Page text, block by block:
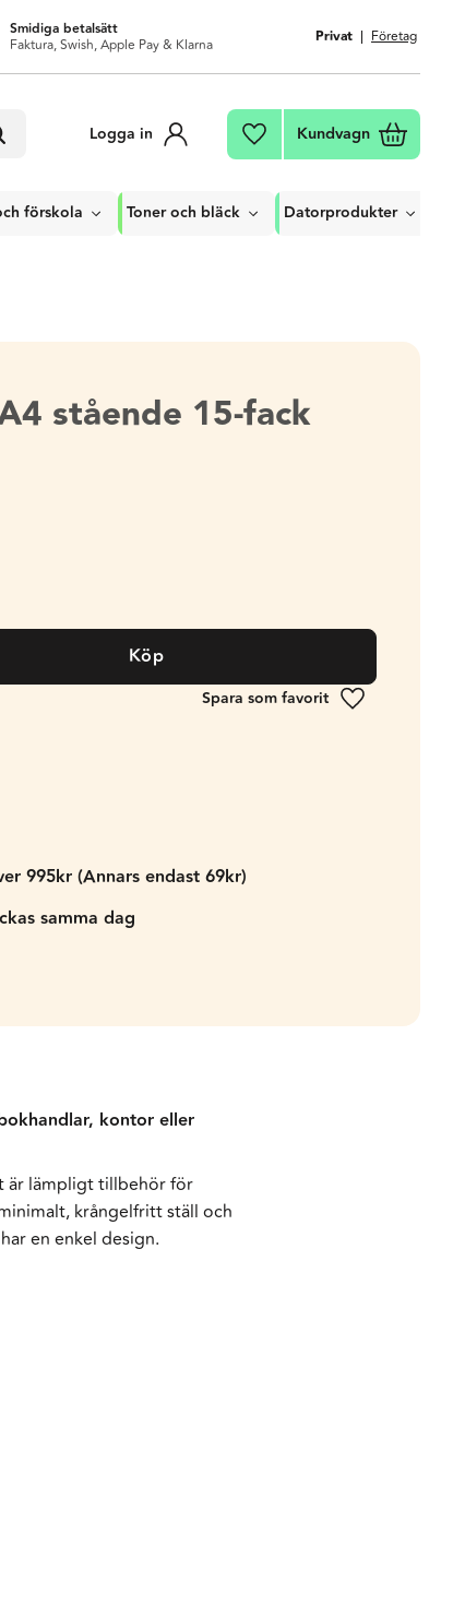
Smidiga betalsätt
Faktura, Swish, Apple Pay & Klarna Privat Företag
Logga in Favoriter
Kundvagn
förskola Toner och bläck Datorprodukter
stående 15-fack
Köp
Lägg till i
995kr (Annars endast 69kr)
samma dag
kontor eller
är lämpligt tillbehör för
krångelfritt ställ och
en enkel design.